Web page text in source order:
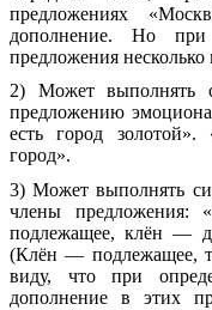
предложениях
дополнение. Но
предложения несколько
2) Может выполнять
предложению
есть город
город».
3) Может выполнять
члены предложения:
подлежащее, клён —
(Клён — подлежащее,
виду, что при
дополнение в этих